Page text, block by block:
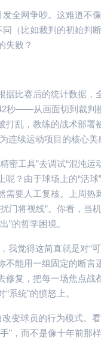
全网争吵。这难道不
（比如裁判的初始判
失败？
比赛后的统计数据，
秒——从画面切到裁判
乱，教练的战术部
为连续运动项目的核
密工具”去调试“混沌
呢？由于球场上的“活
要人工复核。上周热
门将视线”。你看，当
”的哲学困境。
我觉得这简直就是对“
能用一组固定的断
复，把每一场焦点
系统”的愤怒上。
变球员的行为模式。
”，而不是像十年前那